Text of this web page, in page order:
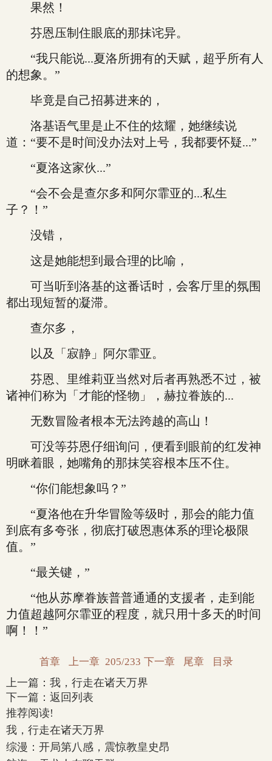
果然！
芬恩压制住眼底的那抹诧异。
“我只能说...夏洛所拥有的天赋，超乎所有人
的想象。”
毕竟是自己招募进来的，
洛基语气里是止不住的炫耀，她继续说
道：“要不是时间没办法对上号，我都要怀疑...”
“夏洛这家伙...”
“会不会是查尔多和阿尔霏亚的...私生
子？！”
没错，
这是她能想到最合理的比喻，
可当听到洛基的这番话时，会客厅里的氛围
都出现短暂的凝滞。
查尔多，
以及「寂静」阿尔霏亚。
芬恩、里维莉亚当然对后者再熟悉不过，被
诸神们称为「才能的怪物」，赫拉眷族的...
无数冒险者根本无法跨越的高山！
可没等芬恩仔细询问，便看到眼前的红发神
明眯着眼，她嘴角的那抹笑容根本压不住。
“你们能想象吗？”
“夏洛他在升华冒险等级时，那会的能力值
到底有多夸张，彻底打破恩惠体系的理论极限
值。”
“最关键，”
“他从苏摩眷族普普通通的支援者，走到能
力值超越阿尔霏亚的程度，就只用十多天的时间
啊！！”
首章 上一章 205/233 下一章 尾章 目录
上一篇： 我，行走在诸天万界
下一篇： 返回列表
推荐阅读!
我，行走在诸天万界
综漫：开局第八感，震惊教皇史昂